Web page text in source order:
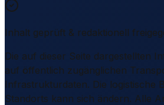
Inhalt geprüft & redaktionell
Die auf dieser Seite dargestellten
auf öffentlich zugänglichen
Infrastrukturdaten. Die logistische
Standorts kann sich ändern. Alle